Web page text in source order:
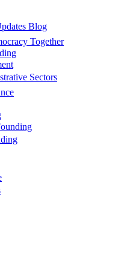
Blog
Together
Sectors